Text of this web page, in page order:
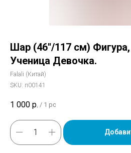
Шар (46''/117 см)
Ученица Девочка.
Falali (Китай)
SKU: п00141
1 000 р. / 1 pc